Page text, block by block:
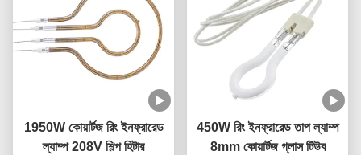
1950W কোয়ার্টজ রিং ইনফ্রারেড
ল্যাম্প 208V শিল্প হিটার
450W রিং ইনফ্রারেড তাপ ল্যাম্প
8mm কোয়ার্টজ গ্লাস টিউব